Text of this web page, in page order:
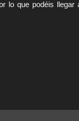
lo que podéis llegar